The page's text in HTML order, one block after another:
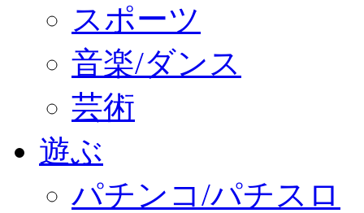
スポーツ
音楽/ダンス
芸術
遊ぶ
パチンコ/パチスロ